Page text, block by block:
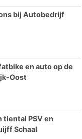
bij Autobedrijf
en auto op de
Oost
PSV en
Schaal